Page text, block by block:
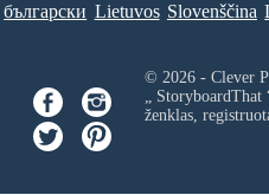
български Lietuvos Slovenščina
© 2026 - Clever
„ StoryboardThat
ženklas,